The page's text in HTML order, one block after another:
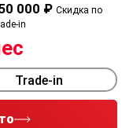
000 ₽ Скидка по
in
Trade-in